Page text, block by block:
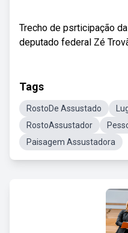
Trecho de psrticipação
deputado federal Zé
Tags
RostoDe Assustado
RostoAssustador
Paisagem Assustadora